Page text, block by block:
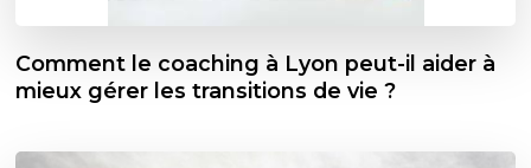
Comment le coaching à Lyon peut-il aider à
mieux gérer les transitions de vie ?